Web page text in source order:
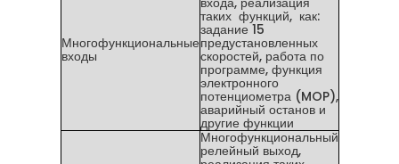
Многофункциональные
входы
таких функций, как:
задание 15
предустановленных
скоростей, работа по
программе, функция
электронного
потенциометра (MOP),
аварийный останов и
другие функции
Многофункциональный
релейный выход,